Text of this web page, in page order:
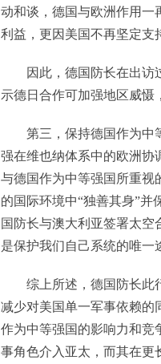
动和谈，德国与欧洲作用一
利益，更因美国不再坚定支
因此，德国防长在出访
示德日合作可加强地区威慑
第三，保持德国作为中
强在维也纳体系中的欧洲协
与德国作为中等强国所重视
的国际环境中“独善其身”
国防长与澳大利亚签署太空
是保护我们自己系统的唯
综上所述，德国防长此
减少对美国单一军事依赖的
作为中等强国的影响力和竞
事角色介入亚太，而其在更